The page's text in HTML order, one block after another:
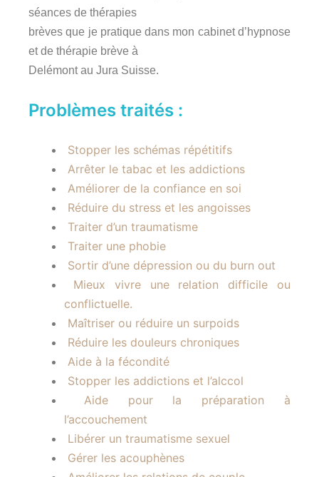
séances de thérapies
brèves que je pratique dans mon cabinet d’hypnose
et de thérapie brève à
Delémont au Jura Suisse.
Problèmes traités :
Stopper les schémas répétitifs
Arrêter le tabac et les addictions
Améliorer de la confiance en soi
Réduire du stress et les angoisses
Traiter d’un traumatisme
Traiter une phobie
Sortir d’une dépression ou du burn out
Mieux vivre une relation difficile ou
conflictuelle.
Maîtriser ou réduire un surpoids
Réduire les douleurs chroniques
Aide à la fécondité
Stopper les addictions et l’alccol
Aide pour la préparation à
l’accouchement
Libérer un traumatisme sexuel
Gérer les acouphènes